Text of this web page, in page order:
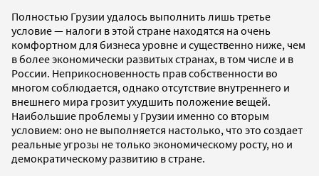
Полностью Грузии удалось выполнить лишь третье
условие — налоги в этой стране находятся на очень
комфортном для бизнеса уровне и существенно ниже, чем
в более экономически развитых странах, в том числе и в
России. Неприкосновенность прав собственности во
многом соблюдается, однако отсутствие внутреннего и
внешнего мира грозит ухудшить положение вещей.
Наибольшие проблемы у Грузии именно со вторым
условием: оно не выполняется настолько, что это создает
реальные угрозы не только экономическому росту, но и
демократическому развитию в стране.